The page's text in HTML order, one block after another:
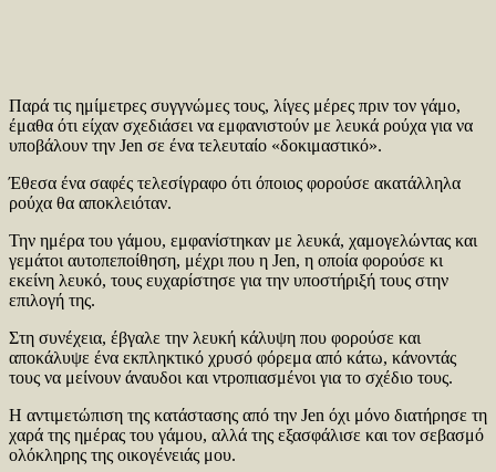
Παρά τις ημίμετρες συγγνώμες τους, λίγες μέρες πριν τον γάμο,
έμαθα ότι είχαν σχεδιάσει να εμφανιστούν με λευκά ρούχα για να
υποβάλουν την Jen σε ένα τελευταίο «δοκιμαστικό».
Έθεσα ένα σαφές τελεσίγραφο ότι όποιος φορούσε ακατάλληλα
ρούχα θα αποκλειόταν.
Την ημέρα του γάμου, εμφανίστηκαν με λευκά, χαμογελώντας και
γεμάτοι αυτοπεποίθηση, μέχρι που η Jen, η οποία φορούσε κι
εκείνη λευκό, τους ευχαρίστησε για την υποστήριξή τους στην
επιλογή της.
Στη συνέχεια, έβγαλε την λευκή κάλυψη που φορούσε και
αποκάλυψε ένα εκπληκτικό χρυσό φόρεμα από κάτω, κάνοντάς
τους να μείνουν άναυδοι και ντροπιασμένοι για το σχέδιο τους.
Η αντιμετώπιση της κατάστασης από την Jen όχι μόνο διατήρησε τη
χαρά της ημέρας του γάμου, αλλά της εξασφάλισε και τον σεβασμό
ολόκληρης της οικογένειάς μου.